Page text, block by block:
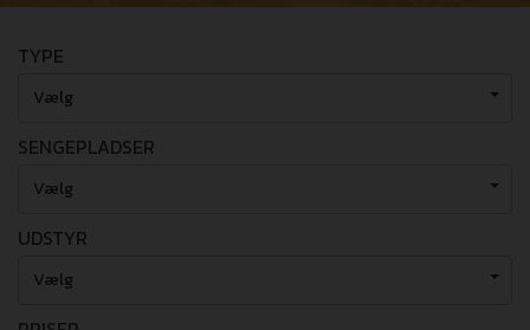
TYPE
Vælg
SENGEPLADSER
Vælg
UDSTYR
Vælg